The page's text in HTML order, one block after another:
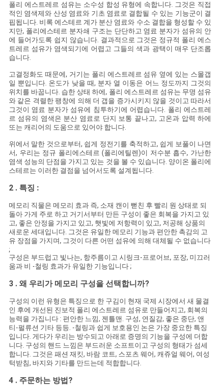
사
이
트
맵
PRIVACY
POLICY
폴리 에스트레르 섬유는 소수성 합성 유형에 속합니다. 그것은 직접
적인 염색제와 산성 염료와 기초 염료로 결합될 수 있는 기능군이 결
핍됩니다. 비록 에스테르 계가 분산 염료와 수소 결합을 형성할 수 있
지만, 폴리에스테르 분자쇄 구조는 단단하고 염료 분자가 섬유의 안
에 들어가도록 쉽지 않습니다. 결과적으로 그것은 정규적 폴리 에스
트레르 섬유가 염색되기에 어렵고 그들의 색과 광택이 매우 단조롭
습니다.
고결정화도 때문에, 거기는 폴리 에스트레르 섬유 옆에 있는 스몰갭
일 뿐입니다. 온도가 낮을 때, 분자 열 이동은 어느 정도까지 그것의
위치를 바꿉니다. 습한 상태 하에, 폴리 에스트레르 섬유는 무명 섬유
와 같은 격렬한 팽창에 의해 더 갭을 증가시키지 않을 것이고 따라서
그것이 염료 분자가 섬유에 침투하기에 어렵습니다. 폴리 에스트레
르 섬유의 염색은 분산 염료로 단지 보통 끝나고, 고온과 압력 하에
또는 캐리어의 도움으로 있어야 합니다.
위에서 말한 것으로부터, 쉽게 정전기를 축적하고, 쉽게 보풀이 나면
서, 우리는 정규 폴리에스테르 (폴리에틸렌)이 저수분 흡수, 가난한
염색 성능의 단점을 가지고 있는 것을 볼 수 있습니다. 양이온 폴리에
스테르는 이러한 결점을 넘어서도록 설계됩니다.
2 . 특징 :
메모리 직물은 메모리 효과 즉, 소재 캔이 뻗친 후 빨리 원 상태로 되
돌아 가게 주로 하고 거기서부터 만든 구성이 좋은 회복을 가지고 있
고, 좋은 안정을 가지고 있고, 햇빛에 저항력이 있고, 저공해 상품의
새로운 세대입니다. 그것은 유일한 메모리 기능과 편안한 촉감의 고
유 장점을 가지며, 그것이 다른 어떤 섬유에 의해 대체될 수 없습니다
;
구성은 부드럽고 빛나는, 항주름이고 시링크-프로어브, 포장, 미끄러
움과 비 -철링 효과가 유일한 기능입니다 ;
3 . 왜 우리가 메모리 구성을 선택합니까?
구성의 이런 유형은 특징으로 한 구김이 현재 국제 시장에서 새 물결
인 후에 개선된 진보적 폴리 에스트레르 섬유로 만들어지고, 회복의
능력을 가집니다 : 편안한 느낌, 젠틀맨. 구성, 연질감, 좋은 중단, 앤
티-펄류션 기타 등등. -철링과 쉽게 보호용인 논은 가장 중요한 특징
입니다. 게다가 우리는 방수되고 아래로 증명의 기능을 구성에 더합
니다. 구성의 핸드 느낌은 부드러운 소프트이고 구성의 형태가 섬세
합니다. 그것은 패션 재킷, 바람 코트, 스포츠 웨어, 캐쥬얼 웨어, 여성
턱받침, 바지와 기타를 만드는데 적합합니다.
4 . 주문하는 방법?